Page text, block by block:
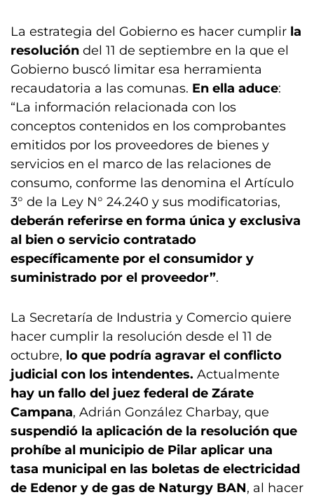
La estrategia del Gobierno es hacer cumplir la
resolución del 11 de septiembre en la que el
Gobierno buscó limitar esa herramienta
recaudatoria a las comunas. En ella aduce:
“La información relacionada con los
conceptos contenidos en los comprobantes
emitidos por los proveedores de bienes y
servicios en el marco de las relaciones de
consumo, conforme las denomina el Artículo
3° de la Ley N° 24.240 y sus modificatorias,
deberán referirse en forma única y exclusiva
al bien o servicio contratado
específicamente por el consumidor y
suministrado por el proveedor”.
La Secretaría de Industria y Comercio quiere
hacer cumplir la resolución desde el 11 de
octubre, lo que podría agravar el conflicto
judicial con los intendentes. Actualmente
hay un fallo del juez federal de Zárate
Campana, Adrián González Charbay, que
suspendió la aplicación de la resolución que
prohíbe al municipio de Pilar aplicar una
tasa municipal en las boletas de electricidad
de Edenor y de gas de Naturgy BAN, al hacer